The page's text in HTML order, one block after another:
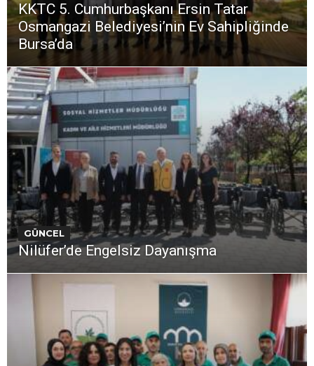
KKTC 5. Cumhurbaşkanı Ersin Tatar
Osmangazi Belediyesi’nin Ev Sahipliğinde
Bursa’da
GÜNCEL
Nilüfer’de Engelsiz Dayanışma